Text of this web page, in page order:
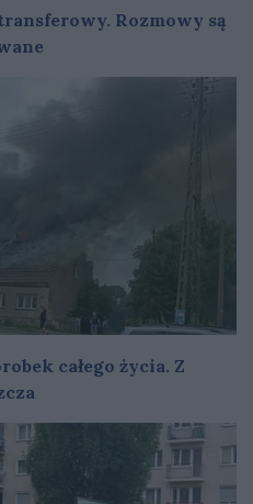
Rozmowy są
całego życia. Z